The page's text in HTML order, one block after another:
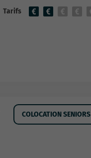
Tarifs
COLOCATION SENIORS